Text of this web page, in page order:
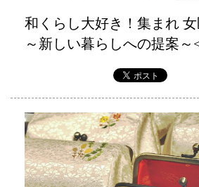
和くらし大好き！集まれ
～新しい暮らしへの提案～